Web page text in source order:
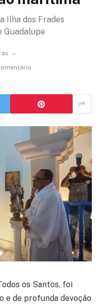
Ilha dos Frades
Guadalupe
os Santos, foi
e de profunda devoção